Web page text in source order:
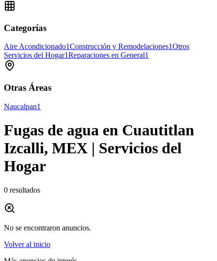
Categorías
Aire Acondicionado1Construcción y Remodelaciones1Otros
Servicios del Hogar1Reparaciones en General1
Otras Áreas
Naucalpan1
Fugas de agua en Cuautitlan
Izcalli, MEX | Servicios del
Hogar
0 resultados
No se encontraron anuncios.
Volver al inicio